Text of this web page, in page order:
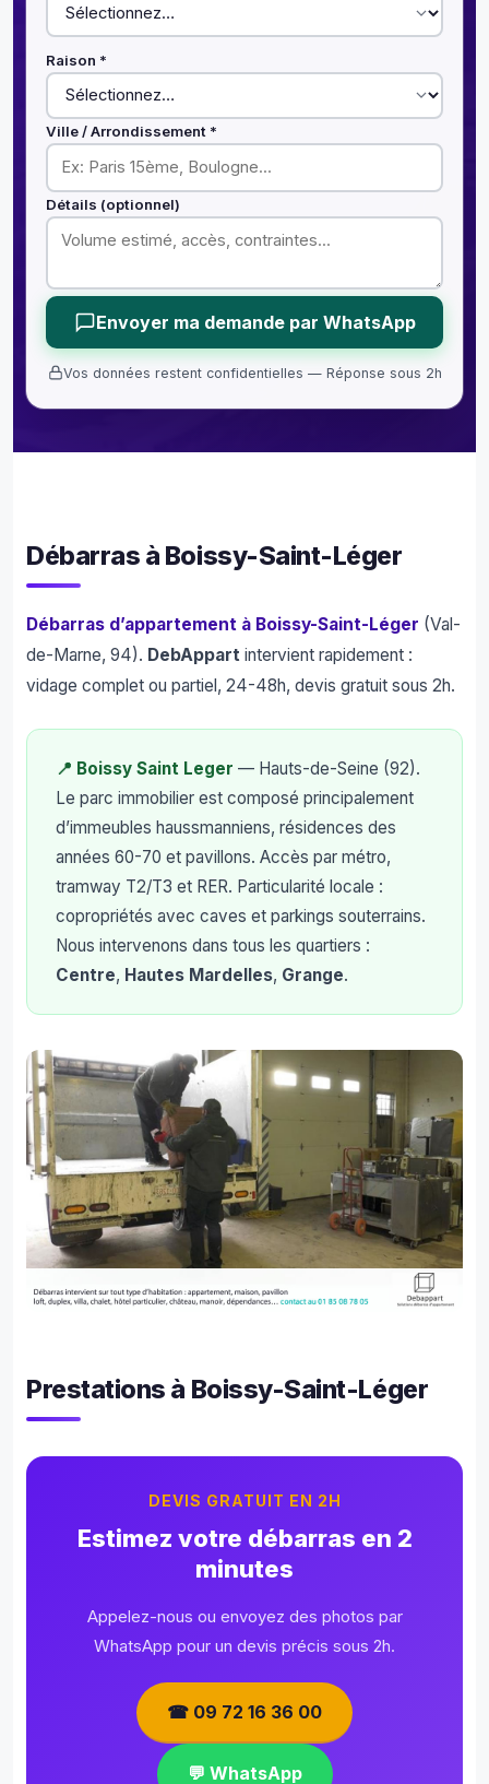
Raison *
Ville / Arrondissement *
Détails (optionnel)
Envoyer ma demande par WhatsApp
Vos données restent confidentielles — Réponse sous 2h
Débarras à Boissy-Saint-Léger
Débarras d’appartement à Boissy-Saint-Léger (Val-
de-Marne, 94). DebAppart intervient rapidement :
vidage complet ou partiel, 24-48h, devis gratuit sous 2h.
📍 Boissy Saint Leger — Hauts-de-Seine (92).
Le parc immobilier est composé principalement
d’immeubles haussmanniens, résidences des
années 60-70 et pavillons. Accès par métro,
tramway T2/T3 et RER. Particularité locale :
copropriétés avec caves et parkings souterrains.
Nous intervenons dans tous les quartiers :
Centre, Hautes Mardelles, Grange.
Prestations à Boissy-Saint-Léger
DEVIS GRATUIT EN 2H
Estimez votre débarras en 2
minutes
Appelez-nous ou envoyez des photos par
WhatsApp pour un devis précis sous 2h.
☎ 09 72 16 36 00
💬 WhatsApp